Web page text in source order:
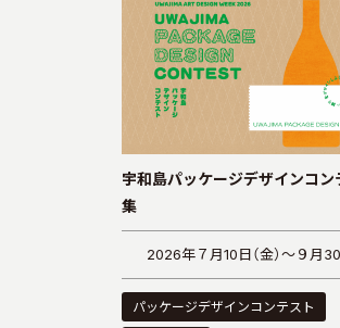
宇和島パッケージデザインコン
集
2026年７月10日（金）～９月30
パッケージデザインコンテスト